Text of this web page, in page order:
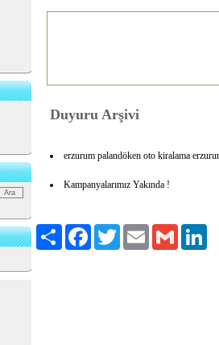
Duyuru Arşivi
erzurum palandöken oto kiralama
Kampanyalarımız Yakında !
Paylaş FacebookTwitter Email Gmail